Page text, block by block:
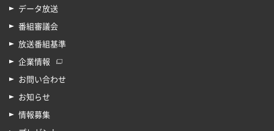
データ放送
番組審議会
放送番組基準
企業情報
お問い合わせ
お知らせ
情報募集